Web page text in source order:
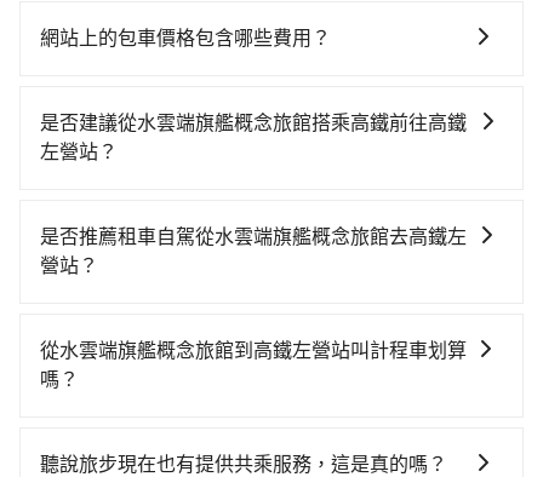
趟車的資訊，所以如果需要來回叫車，請分兩筆訂單預
不限單程或來回。
網站上的包車價格包含哪些費用？
乘客險、司機小費、營業稅等，不會再有其他額外的費
用產生。
是否建議從水雲端旗艦概念旅館搭乘高鐵前往高鐵
左營站？
鐵乘坐舒適、省時、較貴！從最早06:25一直到23:07，
台中-左營一天最多有89班次高鐵可搭乘。假設從水雲端
高鐵站後，步行進站、現場購票並於月台排隊的時間約
20分鐘，再乘坐45~68分鐘（平均57分）的高鐵從台中
高鐵加轉乘之平均每人花費為870元。不過，台中市少部
是否推薦租車自駕從水雲端旗艦概念旅館去高鐵左
營站？
時不需要閉目養神（因為要自己開車），最重要的是你
當天就要來回，那在台中路邊可隨租隨借的iRent應該是
端旗艦概念旅館到高鐵左營站的花費預估為
從水雲端旗艦概念旅館到高鐵左營站叫計程車划算
嗎？
灣大車隊、Uber、Line Taxi、Yoxi等，如果在路邊攔不
聽說旅步現在也有提供共乘服務，這是真的嗎？